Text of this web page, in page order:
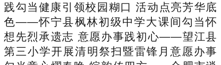
践勾当健康引领校园糊口 活动点亮芳华底
色——怀宁县枫林初级中学大课间勾当怀
想先烈承遗志 意愿办事践初心——望江县
第三小学开展清明祭扫暨雷锋月意愿办事